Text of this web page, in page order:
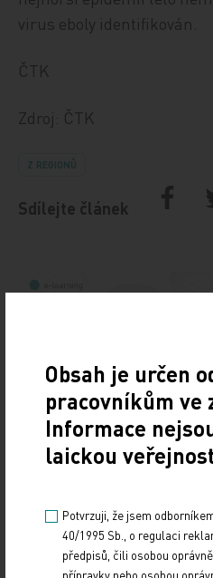
virus eboly identifikován.
ČTK
Zdroj: ČTK
Z REGIONŮ
Sdílejte článek
10. 3. 2025
19. světový kongres
Obsah je určen
pracovníkům ve
Informace
laickou
Potvrzuji, že jsem
40/1995 Sb., o regulaci
předpisů, čili osobou
přípravky nebo osobou